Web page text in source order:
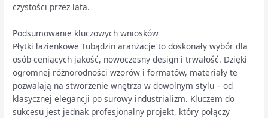
czystości przez lata.
Podsumowanie kluczowych wniosków
Płytki łazienkowe Tubądzin aranżacje to doskonały wybór dla
osób ceniących jakość, nowoczesny design i trwałość. Dzięki
ogromnej różnorodności wzorów i formatów, materiały te
pozwalają na stworzenie wnętrza w dowolnym stylu – od
klasycznej elegancji po surowy industrializm. Kluczem do
sukcesu jest jednak profesjonalny projekt, który połączy